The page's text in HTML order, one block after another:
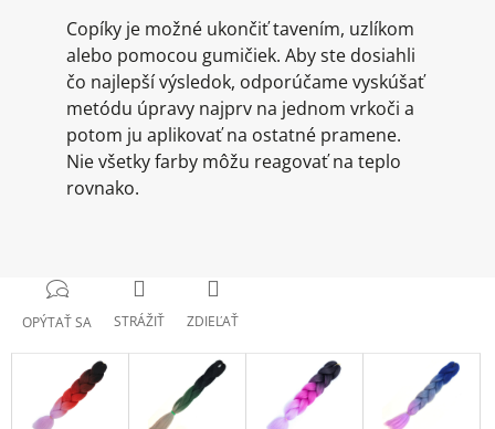
Copíky je možné ukončiť tavením, uzlíkom
alebo pomocou gumičiek. Aby ste dosiahli
čo najlepší výsledok, odporúčame vyskúšať
metódu úpravy najprv na jednom vrkoči a
potom ju aplikovať na ostatné pramene.
Nie všetky farby môžu reagovať na teplo
rovnako.
OPÝTAŤ SA STRÁŽIŤ ZDIEĽAŤ